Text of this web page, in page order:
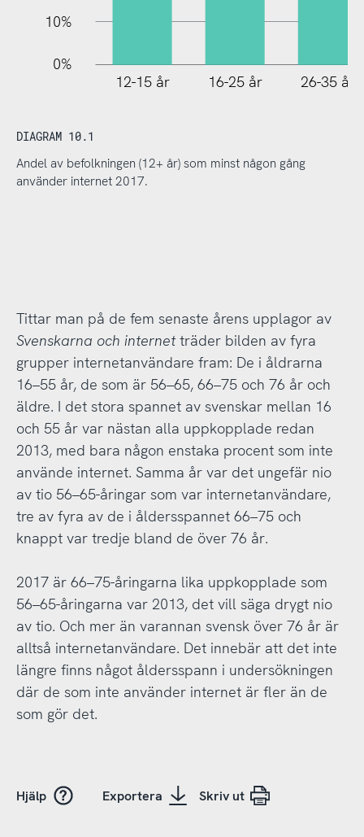
10%
0%
12-15 år 16-25 år 26-35 år
DIAGRAM 10.1
Andel av befolkningen (12+ år) som minst någon gång
använder internet 2017.
Tittar man på de fem senaste årens upplagor av
Svenskarna och internetträder bilden av fyra
grupper internetanvändare fram: De i åldrarna
16–55 år, de som är 56–65, 66–75 och 76 år och
äldre. I det stora spannet av svenskar mellan 16
och 55 år var nästan alla uppkopplade redan
2013, med bara någon enstaka procent som inte
använde internet. Samma år var det ungefär nio
av tio 56–65-åringar som var internetanvändare,
tre av fyra av de i åldersspannet 66–75 och
knappt var tredje bland de över 76 år.
2017 är 66–75-åringarna lika uppkopplade som
56–65-åringarna var 2013, det vill säga drygt nio
av tio. Och mer än varannan svensk över 76 år är
alltså internetanvändare. Det innebär att det inte
längre finns något åldersspann i undersökningen
där de som inte använder internet är fler än de
som gör det.
Hjälp Exportera Skriv ut